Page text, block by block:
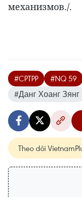
механизмов./.
#CPTPP #NQ 59
#Данг Хоанг Зянг
Theo dõi